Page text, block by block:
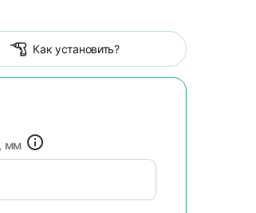
Как установить?
мм